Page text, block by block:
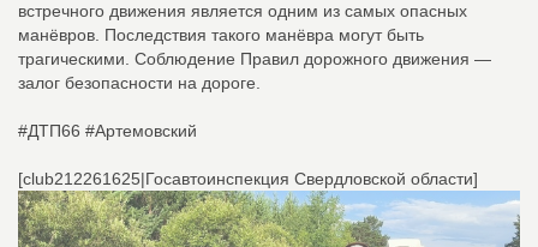
встречного движения является одним из самых опасных
манёвров. Последствия такого манёвра могут быть
трагическими. Соблюдение Правил дорожного движения —
залог безопасности на дороге.
#ДТП66 #Артемовский
[club212261625|Госавтоинспекция Свердловской области]